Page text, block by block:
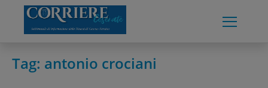
content
Tag: antonio crociani